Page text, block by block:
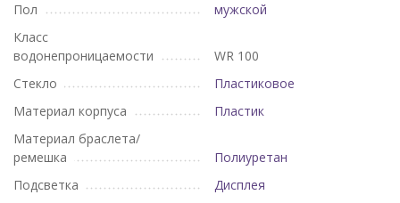
Пол
мужской
Класс
водонепроницаемости
WR 100
Стекло
Пластиковое
Материал корпуса
Пластик
Материал браслета/
ремешка
Полиуретан
Подсветка
Дисплея